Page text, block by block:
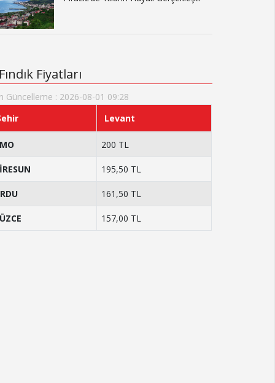
Fiyatları
Güncelleme : 2026-08-01 09:28
Levant
200 TL
195,50 TL
161,50 TL
157,00 TL